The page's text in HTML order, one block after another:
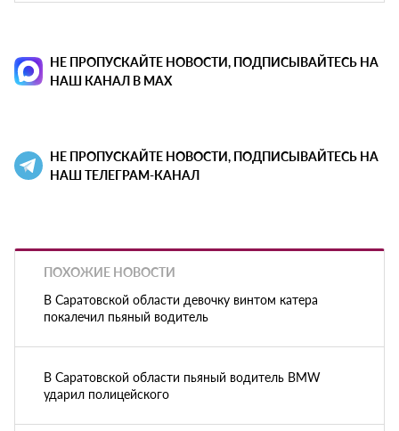
НЕ ПРОПУСКАЙТЕ НОВОСТИ, ПОДПИСЫВАЙТЕСЬ НА
НАШ КАНАЛ В MAX
НЕ ПРОПУСКАЙТЕ НОВОСТИ, ПОДПИСЫВАЙТЕСЬ НА
НАШ ТЕЛЕГРАМ-КАНАЛ
ПОХОЖИЕ НОВОСТИ
В Саратовской области девочку винтом катера
покалечил пьяный водитель
В Саратовской области пьяный водитель BMW
ударил полицейского